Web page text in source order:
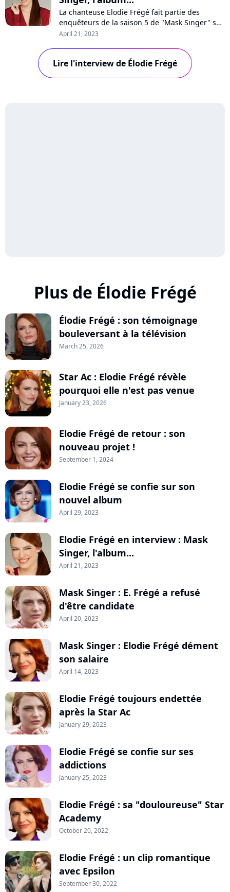
La chanteuse Elodie Frégé fait partie des
enquêteurs de la saison 5 de "Mask Singer" sur
TF1. Elle se confie à Purecharts sur ses
costumes, réagit aux rumeurs sur son salaire,
et se confie sur son prochain album.
April 21, 2023
Lire l'interview de Élodie Frégé
Plus de Élodie Frégé
Élodie Frégé : son témoignage
bouleversant à la télévision
March 25, 2026
Star Ac : Elodie Frégé révèle
pourquoi elle n'est pas venue
January 23, 2026
Elodie Frégé de retour : son
nouveau projet !
September 1, 2024
Elodie Frégé se confie sur son
nouvel album
April 29, 2023
Elodie Frégé en interview : Mask
Singer, l'album...
April 21, 2023
Mask Singer : E. Frégé a refusé
d'être candidate
April 20, 2023
Mask Singer : Elodie Frégé dément
son salaire
April 14, 2023
Elodie Frégé toujours endettée
après la Star Ac
January 29, 2023
Elodie Frégé se confie sur ses
addictions
January 25, 2023
Elodie Frégé : sa "douloureuse" Star
Academy
October 20, 2022
Elodie Frégé : un clip romantique
avec Epsilon
September 30, 2022